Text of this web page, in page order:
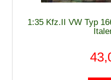
1:35 Kfz.II VW Typ